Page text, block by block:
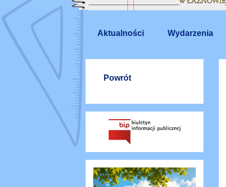
Aktualności Wydarzenia
Powrót